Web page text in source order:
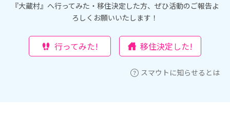
『大蔵村』へ行ってみた・移住決定した方、ぜひ活動のご報告よ
ろしくお願いいたします！
行ってみた! 移住決定した!
スマウトに知らせるとは